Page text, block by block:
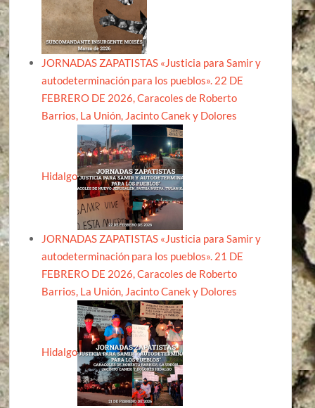
JORNADAS ZAPATISTAS «Justicia para Samir y
autodeterminación para los pueblos». 22 DE
FEBRERO DE 2026, Caracoles de Roberto
Barrios, La Unión, Jacinto Canek y Dolores
Hidalgo
JORNADAS ZAPATISTAS «Justicia para Samir y
autodeterminación para los pueblos». 21 DE
FEBRERO DE 2026, Caracoles de Roberto
Barrios, La Unión, Jacinto Canek y Dolores
Hidalgo